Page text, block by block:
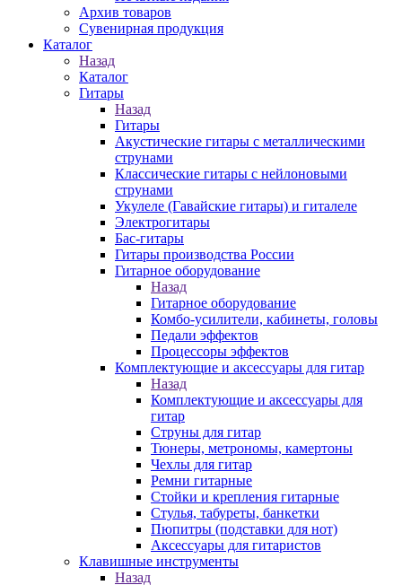
Архив товаров
Сувенирная продукция
Каталог
Назад
Каталог
Гитары
Назад
Гитары
Акустические гитары с металлическими
струнами
Классические гитары с нейлоновыми
струнами
Укулеле (Гавайские гитары) и гиталеле
Электрогитары
Бас-гитары
Гитары производства России
Гитарное оборудование
Назад
Гитарное оборудование
Комбо-усилители, кабинеты, головы
Педали эффектов
Процессоры эффектов
Комплектующие и аксессуары для гитар
Назад
Комплектующие и аксессуары для
гитар
Струны для гитар
Тюнеры, метрономы, камертоны
Чехлы для гитар
Ремни гитарные
Стойки и крепления гитарные
Стулья, табуреты, банкетки
Пюпитры (подставки для нот)
Аксессуары для гитаристов
Клавишные инструменты
Назад